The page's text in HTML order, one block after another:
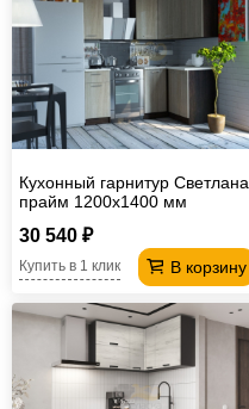
Кухонный гарнитур Светлана
прайм 1200х1400 мм
30 540 ₽
В корзину
Купить в 1 клик